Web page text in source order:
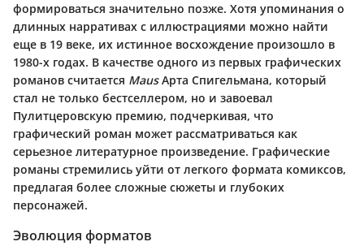
формироваться значительно позже. Хотя упоминания о
длинных нарративах с иллюстрациями можно найти
еще в 19 веке, их истинное восхождение произошло в
1980-х годах. В качестве одного из первых графических
романов считается MausАрта Спигельмана, который
стал не только бестселлером, но и завоевал
Пулитцеровскую премию, подчеркивая, что
графический роман может рассматриваться как
серьезное литературное произведение. Графические
романы стремились уйти от легкого формата комиксов,
предлагая более сложные сюжеты и глубоких
персонажей.
Эволюция форматов